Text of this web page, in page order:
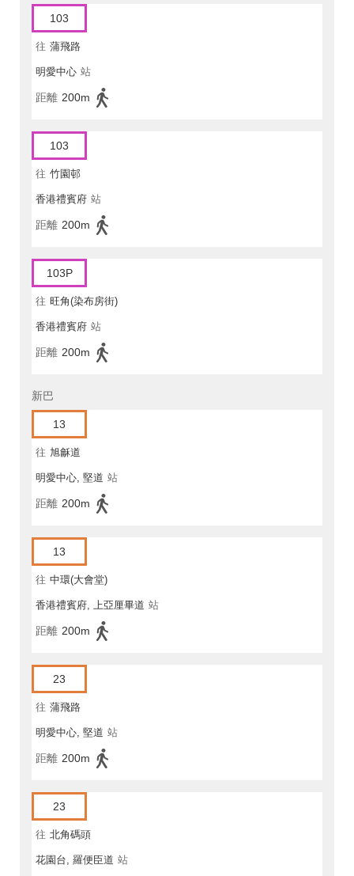
103
往 蒲飛路
明愛中心 站
距離 200m
103
往 竹園邨
香港禮賓府 站
距離 200m
103P
往 旺角(染布房街)
香港禮賓府 站
距離 200m
新巴
13
往 旭龢道
明愛中心, 堅道 站
距離 200m
13
往 中環(大會堂)
香港禮賓府, 上亞厘畢道 站
距離 200m
23
往 蒲飛路
明愛中心, 堅道 站
距離 200m
23
往 北角碼頭
花園台, 羅便臣道 站